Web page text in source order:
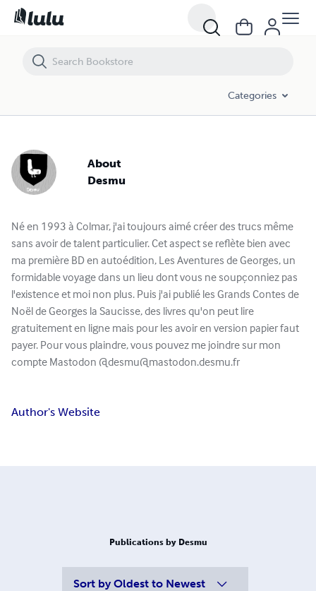
Categories
About
Desmu
Né en 1993 à Colmar, j'ai toujours aimé créer des trucs même
sans avoir de talent particulier. Cet aspect se reflète bien avec
ma première BD en autoédition, Les Aventures de Georges, un
formidable voyage dans un lieu dont vous ne soupçonniez pas
l'existence et moi non plus. Puis j'ai publié les Grands Contes de
Noël de Georges la Saucisse, des livres qu'on peut lire
gratuitement en ligne mais pour les avoir en version papier faut
payer. Pour vous plaindre, vous pouvez me joindre sur mon
compte Mastodon @desmu@mastodon.desmu.fr
Author's Website
Publications by Desmu
Sort by Oldest to Newest